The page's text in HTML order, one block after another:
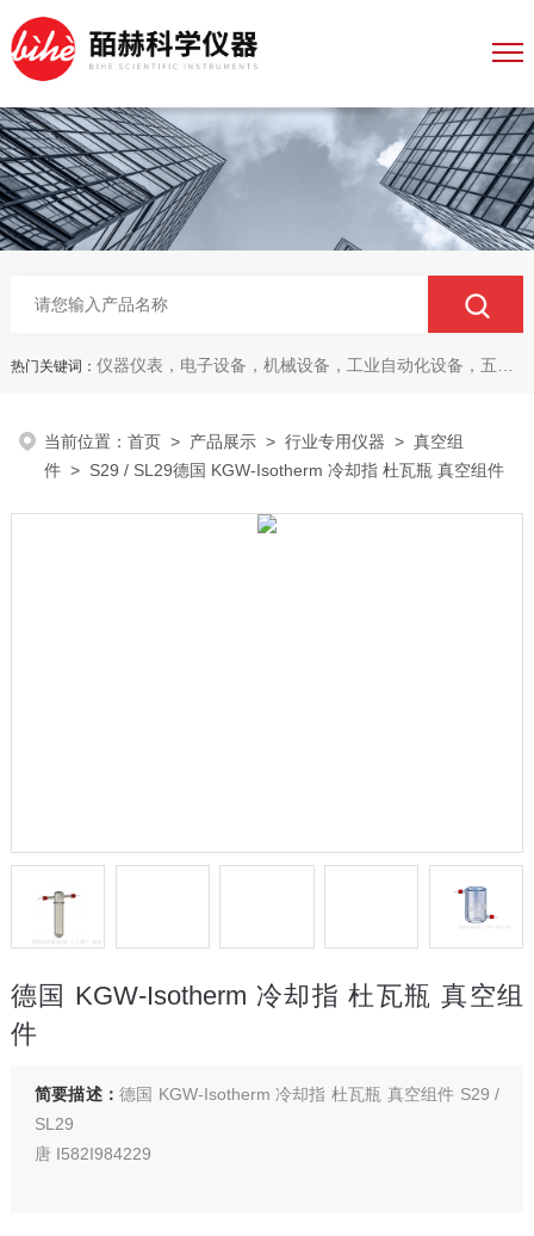
热门关键词： 仪器仪表，电子设备，机械设备，工业自动化设备，五金产品，电线电缆，金属材料，电子
当前位置：首页 > 产品展示 >行业专用仪器 >真空组
件 > S29 / SL29德国 KGW-Isotherm 冷却指 杜瓦瓶 真空组件
德国 KGW-Isotherm 冷却指 杜瓦瓶 真空组
件
简要描述：德国 KGW-Isotherm 冷却指 杜瓦瓶 真空组件 S29 /
SL29
唐 I582I984229